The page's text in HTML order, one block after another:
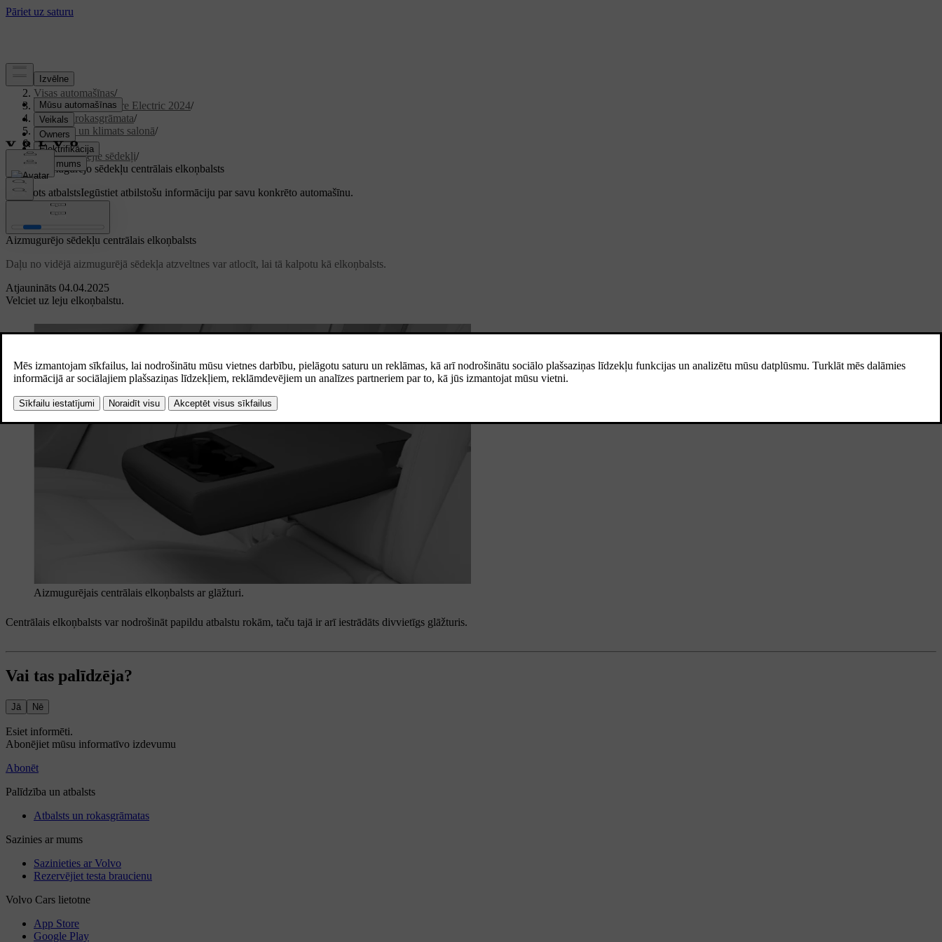
Atbalsts
Visas automašīnas/
XC40 Recharge Pure Electric 2024/
Lietotāja rokasgrāmata/
Komforts un klimats salonā/
Sēdekļi/
Aizmugurējie sēdekļi/
Aizmugurējo sēdekļu centrālais elkoņbalsts
Pielāgots atbalstsIegūstiet atbilstošu informāciju par savu konkrēto automašīnu.
Pierakstīties
Atjaunināts 04.04.2025
Aizmugurējo sēdekļu centrālais elkoņbalsts
Daļu no vidējā aizmugurējā sēdekļa atzveltnes var atlocīt, lai tā kalpotu kā elkoņbalsts.
Velciet uz leju elkoņbalstu.
Aizmugurējais centrālais elkoņbalsts ar glāžturi.
Centrālais elkoņbalsts var nodrošināt papildu atbalstu rokām, taču tajā ir arī iestrādāts divvietīgs glāžturis.
Vai tas palīdzēja?
Jā Nē